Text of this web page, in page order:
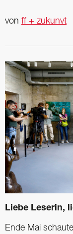
von ff + zukunvt
Liebe Leserin,
Ende Mai